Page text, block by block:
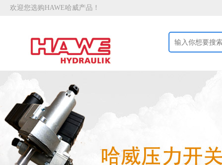
欢迎您选购HAWE哈威产品！